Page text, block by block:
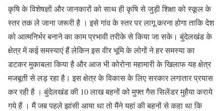
कृषि के विशेषज्ञों और जानकारों को साथ ही कृषि से जुड़ी शिक्षा को स्कूल के
स्तर तक ले जाना जरूरी है । इसे गांव के स्तर पर लागू करना होगा ताकि देश
को आत्मनिर्भर बनाने का काम प्रभावी तरीके से किया जा सके। बुंदेलखंड के
क्षेत्र में कई समस्याएं हैं लेकिन इस वीर भूमि के लोगों ने हर समस्या का
डटकर मुकाबला किया है और आज भी कोरोना महामारी के खिलाफ यह क्षेत्र
मजबूती से लड़ रहा है। इस क्षेत्र के विकास के लिए सरकार लगातार प्रयास
कर रही है । बुंदेलखंड की 10 लाख बहनों को मुफ्त गैस सिलेंडर मुहैया कराये
गये हैं । मैं जब पहले झांसी आया था तो मैंने यहां की बहनों से कहा था कि